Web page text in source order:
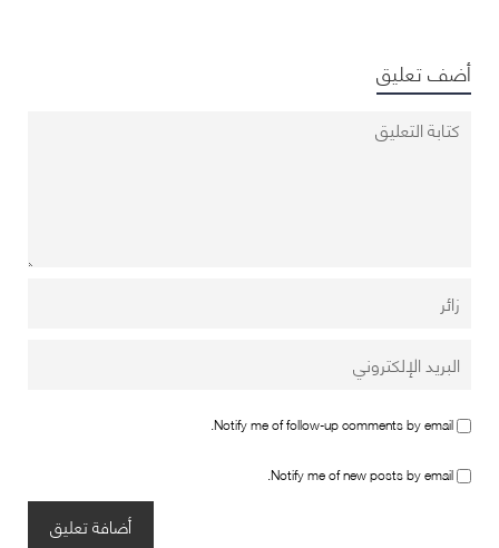
أضف تعليق
Notify me of follow-up comments by email.
Notify me of new posts by email.